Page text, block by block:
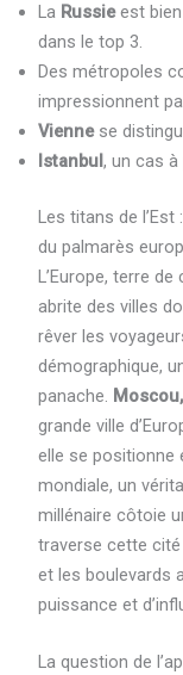
La Russieest bien
dans le top 3.
Des métropoles
impressionnent
Viennese
Istanbul, un cas
Les titans de
du palmarès
L’Europe, terre
abrite des villes
rêver les
démographique,
panache.
grande ville
elle se positionne
mondiale, un
millénaire côtoie
traverse cette
et les boulevards
puissance et
La question de